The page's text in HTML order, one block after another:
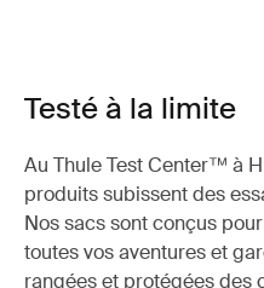
Testé à la limite
Au Thule Test Center™ à
produits subissent des
Nos sacs sont conçus
toutes vos aventures et
rangées et protégées des